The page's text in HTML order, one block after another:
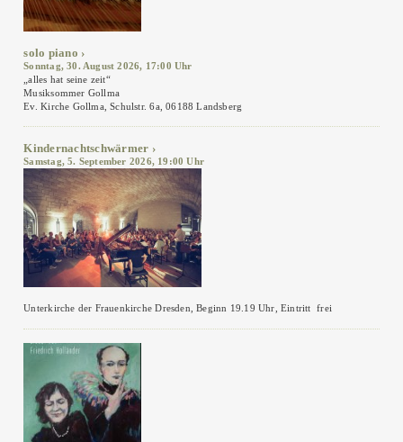
solo piano
Sonntag, 30. August 2026, 17:00 Uhr
„alles hat seine zeit“
Musiksommer Gollma
Ev. Kirche Gollma, Schulstr. 6a, 06188 Landsberg
Kindernachtschwärmer
Samstag, 5. September 2026, 19:00 Uhr
Unterkirche der Frauenkirche Dresden, Beginn 19.19 Uhr, Eintritt frei